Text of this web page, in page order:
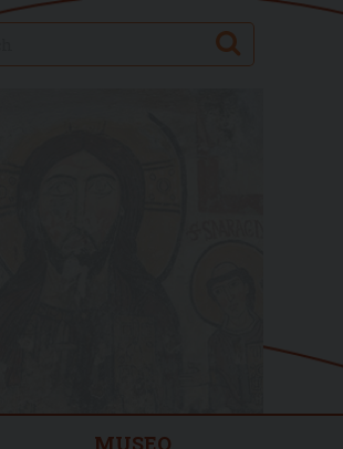
Search
MUSEO